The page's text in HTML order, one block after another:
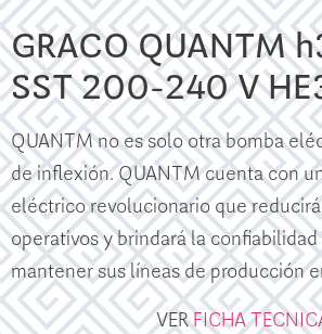
GRACO QUANTM
SST 200-240 V
QUANTM no es solo otra bomba
de inflexión. QUANTM cuenta con
eléctrico revolucionario que
operativos y brindará la
mantener sus líneas de producción
VERFICHA